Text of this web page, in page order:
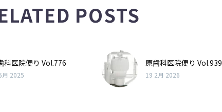
POSTS
科医院便り Vol.776
月 2025
原歯科医院便り Vol.939
19 2月 2026